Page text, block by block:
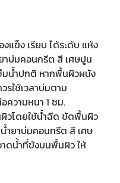
แข็ง เรียบ ได้ระดับ แห้ง
าบ่มคอนกรีต สี เศษปูน
น้ำปกติ หากพื้นผิวผนัง
รใช้เวลาบ่มตาม
ความหนา 1 ซม.
ผิวโดยใช้น้ำฉีด ขัดพื้นผิว
ำยาบ่มคอนกรีต สี เศษ
ดน้ำที่ขังบนพื้นผิว ให้